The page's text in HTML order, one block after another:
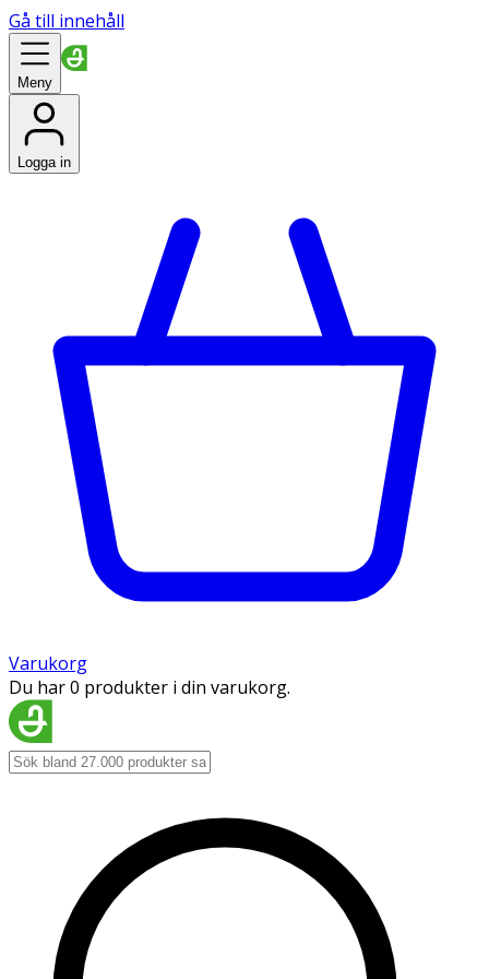
Gå till innehåll
Meny
Logga in
Varukorg
Du har 0 produkter i din varukorg.